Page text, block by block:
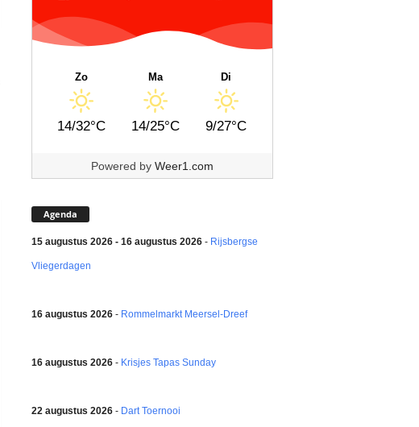
Zo
14/32°C
Ma
14/25°C
Di
9/27°C
Powered by Weer1.com
Agenda
15 augustus 2026 - 16 augustus 2026- Rijsbergse
Vliegerdagen
16 augustus 2026- Rommelmarkt Meersel-Dreef
16 augustus 2026- Krisjes Tapas Sunday
22 augustus 2026- Dart Toernooi